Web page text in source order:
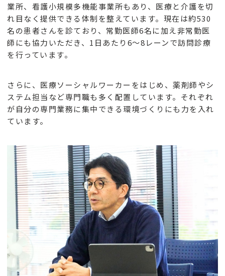
業所、看護小規模多機能事業所もあり、医療と介護を切
れ目なく提供できる体制を整えています。現在は約530
名の患者さんを診ており、常勤医師6名に加え非常勤医
師にも協力いただき、1日あたり6〜8レーンで訪問診療
を行っています。
さらに、医療ソーシャルワーカーをはじめ、薬剤師やシ
ステム担当など専門職も多く配置しています。それぞれ
が自分の専門業務に集中できる環境づくりにも力を入れ
ています。